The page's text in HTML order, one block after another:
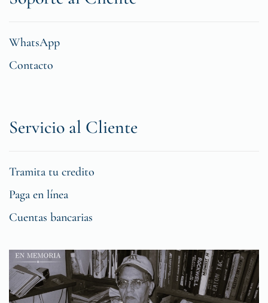
WhatsApp
Contacto
Servicio al Cliente
Tramita tu credito
Paga en línea
Cuentas bancarias